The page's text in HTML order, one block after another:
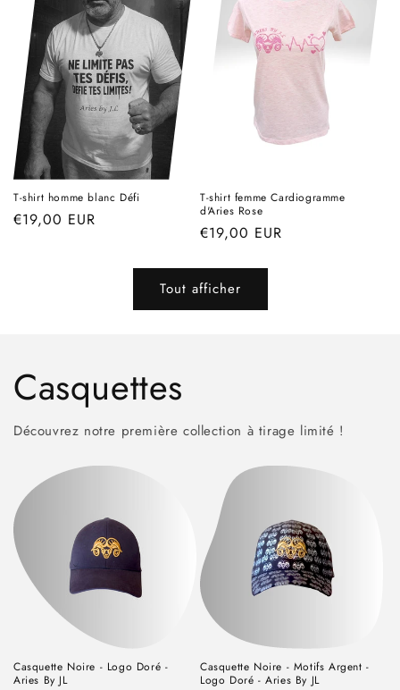
T-shirt homme blanc Défi
Prix
€19,00 EUR
T-shirt femme Cardiogramme
d'Aries Rose
Prix
€19,00 EUR
Tout afficher
Casquettes
Découvrez notre première collection à tirage limité !
Casquette Noire - Logo Doré -
Aries By JL
Casquette Noire - Motifs Argent -
Logo Doré - Aries By JL